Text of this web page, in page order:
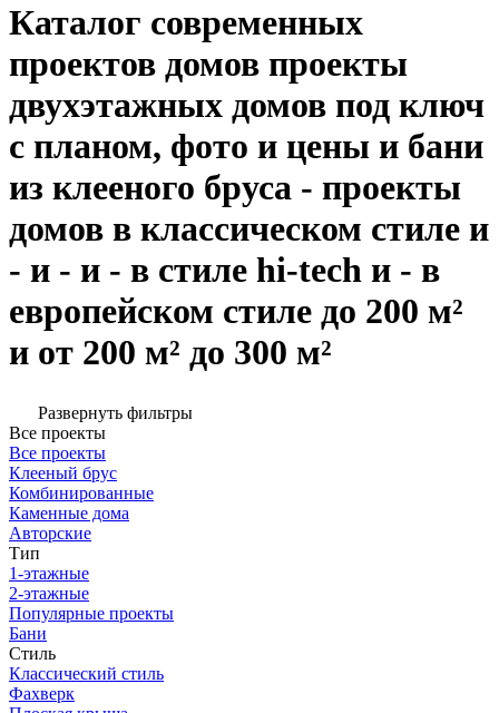
Каталог современных
проектов домов проекты
двухэтажных домов под ключ
с планом, фото и цены и бани
из клееного бруса - проекты
домов в классическом стиле и
- и - и - в стиле hi-tech и - в
европейском стиле до 200 м²
и от 200 м² до 300 м²
Развернуть фильтры
Все проекты
Все проекты
Клееный брус
Комбинированные
Каменные дома
Авторские
Тип
1-этажные
2-этажные
Популярные проекты
Бани
Стиль
Классический стиль
Фахверк